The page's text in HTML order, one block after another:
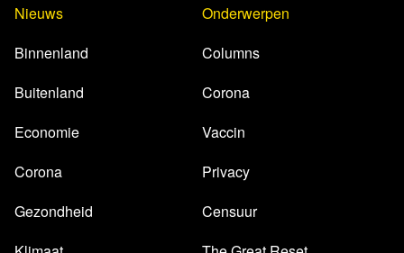
Nieuws
Binnenland
Buitenland
Economie
Corona
Gezondheid
Onderwerpen
Columns
Corona
Vaccin
Privacy
Censuur